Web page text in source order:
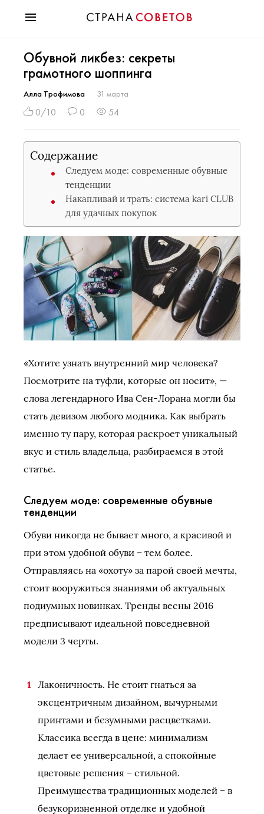
Мода
Звезды
Гороскопы
Здоровье
Хобби
Разное
Праздники
Обувной ликбез: секреты
грамотного шоппинга
Алла Трофимова 31 марта
0/10 0 54
Содержание
Следуем моде: современные обувные
тенденции
Накапливай и трать: система kari CLUB
для удачных покупок
«Хотите узнать внутренний мир человека?
Посмотрите на туфли, которые он носит», —
слова легендарного Ива Сен-Лорана могли бы
стать девизом любого модника. Как выбрать
именно ту пару, которая раскроет уникальный
вкус и стиль владельца, разбираемся в этой
статье.
Следуем моде: современные обувные
тенденции
Обуви никогда не бывает много, а красивой и
при этом удобной обуви – тем более.
Отправляясь на «охоту» за парой своей мечты,
стоит вооружиться знаниями об актуальных
подиумных новинках. Тренды весны 2016
предписывают идеальной повседневной
модели 3 черты.
Лаконичность. Не стоит гнаться за
эксцентричным дизайном, вычурными
принтами и безумными расцветками.
Классика всегда в цене: минимализм
делает ее универсальной, а спокойные
цветовые решения – стильной.
Преимущества традиционных моделей – в
безукоризненной отделке и удобной